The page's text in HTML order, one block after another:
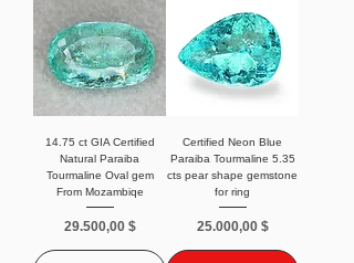
14.75 ct GIA Certified
Natural Paraiba
Tourmaline Oval gem
From Mozambiqe
Preis
29.500,00 $
Certified Neon Blue
Paraiba Tourmaline 5.35
cts pear shape gemstone
for ring
Preis
25.000,00 $